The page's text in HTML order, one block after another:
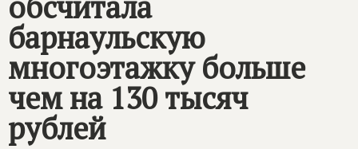
барнаульскую
многоэтажку больше
чем на 130 тысяч
рублей